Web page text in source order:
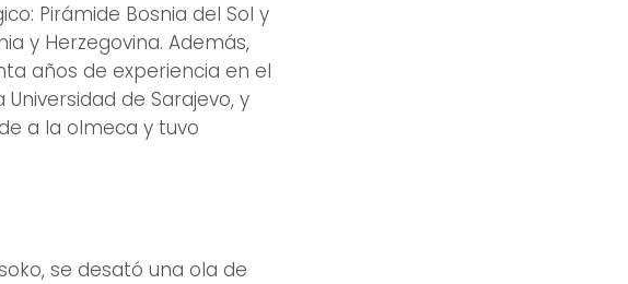
Pirámide Bosnia del Sol y
y Herzegovina. Además,
años de experiencia en el
de Sarajevo, y
a la olmeca y tuvo
se desató una ola de